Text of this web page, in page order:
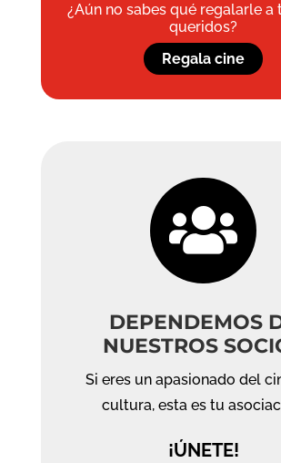
¿Aún no sabes qué regalarle a
queridos?
Regala cine

DEPENDEMOS
NUESTROS
Si eres un apasionado del
cultura, esta es tu
¡ÚNETE!